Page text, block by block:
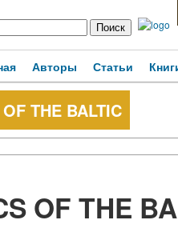
Авторы Статьи
THE BALTIC
OF THE